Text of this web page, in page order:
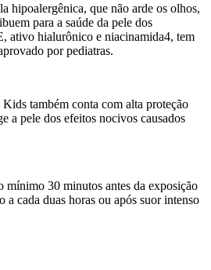
hipoalergênica, que não arde os olhos,
para a saúde da pele dos
ativo hialurônico e niacinamida4, tem
por pediatras.
também conta com alta proteção
a pele dos efeitos nocivos causados
mínimo 30 minutos antes da exposição
a cada duas horas ou após suor intenso